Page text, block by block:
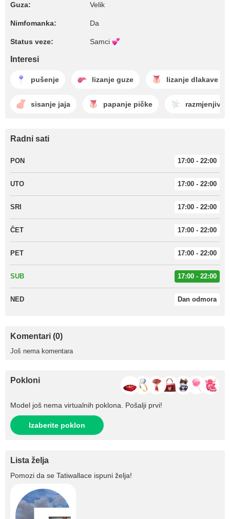
Guza: Velik
Nimfomanka: Da
Status veze: Samci
Interesi
pušenje lizanje guze lizanje dlakave
sisanje jaja papanje pičke
Radni sati
PON 17:00 - 22:00
UTO 17:00 - 22:00
SRI 17:00 - 22:00
ČET 17:00 - 22:00
PET 17:00 - 22:00
SUB 17:00 - 22:00
NED Dan odmora
Komentari (0)
Još nema komentara
Pokloni
Model još nema virtualnih poklona. Pošalji prvi!
Izaberite poklon
Lista želja
Pomozi da se Tatiwallace ispuni želja!